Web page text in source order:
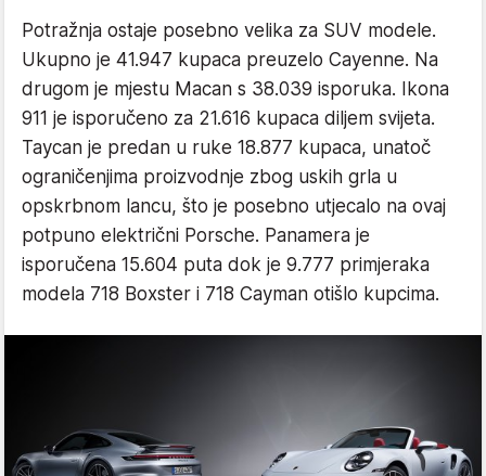
Potražnja ostaje posebno velika za SUV modele.
Ukupno je 41.947 kupaca preuzelo Cayenne. Na
drugom je mjestu Macan s 38.039 isporuka. Ikona
911 je isporučeno za 21.616 kupaca diljem svijeta.
Taycan je predan u ruke 18.877 kupaca, unatoč
ograničenjima proizvodnje zbog uskih grla u
opskrbnom lancu, što je posebno utjecalo na ovaj
potpuno električni Porsche. Panamera je
isporučena 15.604 puta dok je 9.777 primjeraka
modela 718 Boxster i 718 Cayman otišlo kupcima.